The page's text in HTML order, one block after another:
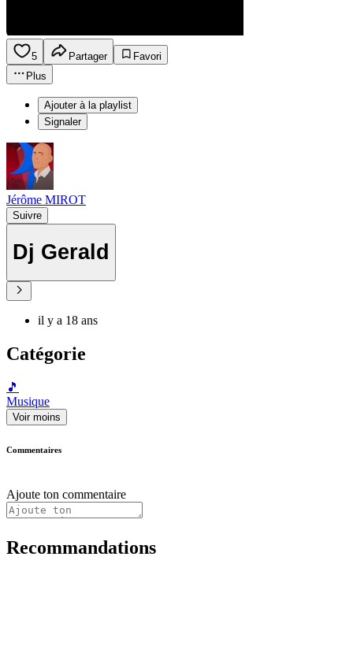
5 Partager
Favori
Plus
Ajouter à la playlist
Signaler
Jérôme MIROT
Suivre
Dj Gerald
il y a 18 ans
Catégorie
🎵
Musique
Voir moins
Commentaires
Ajoute ton commentaire
Recommandations